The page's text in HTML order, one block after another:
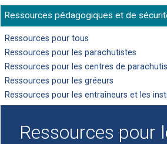
Ressources pédagogiques et de
Ressources pour tous
Ressources pour les parachutistes
Ressources pour les centres de
Ressources pour les gréeurs
Ressources pour les entraîneurs et les
Ressources pour